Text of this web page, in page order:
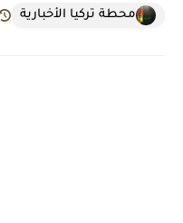
محطة تركيا الأخبارية